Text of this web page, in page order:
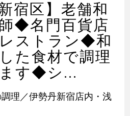
宿区】老舗和
◆名門百貨店
ストラン◆和
た食材で調理
す◆シ...
理／伊勢丹新宿店内・浅